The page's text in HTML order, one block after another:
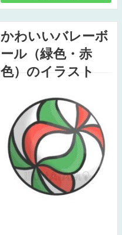
かわいいバレーボ
ール（緑色・赤
色）のイラスト